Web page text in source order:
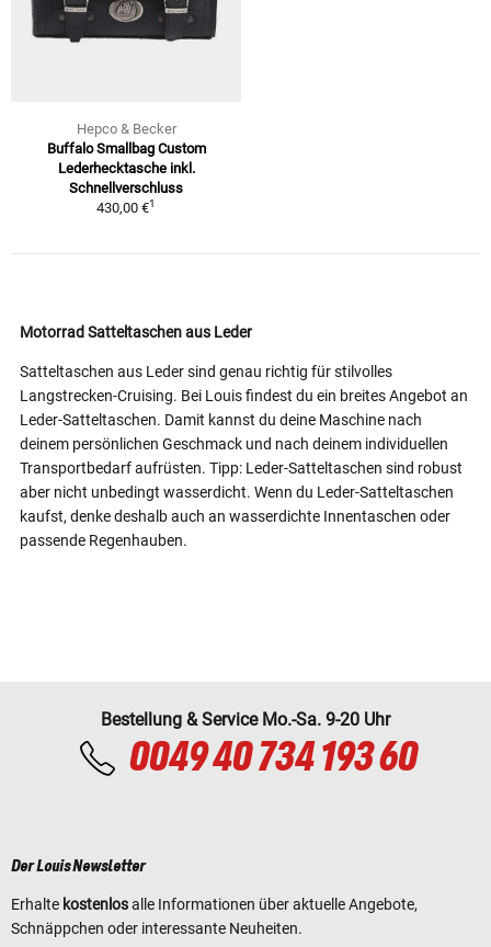
Hepco & Becker
Buffalo Smallbag Custom
Lederhecktasche inkl.
Schnellverschluss
430,00 €1
Motorrad Satteltaschen aus Leder
Satteltaschen aus Leder sind genau richtig für stilvolles
Langstrecken-Cruising. Bei Louis findest du ein breites Angebot an
Leder-Satteltaschen. Damit kannst du deine Maschine nach
deinem persönlichen Geschmack und nach deinem individuellen
Transportbedarf aufrüsten. Tipp: Leder-Satteltaschen sind robust
aber nicht unbedingt wasserdicht. Wenn du Leder-Satteltaschen
kaufst, denke deshalb auch an wasserdichte Innentaschen oder
passende Regenhauben.
Bestellung & Service Mo.-Sa. 9-20 Uhr
0049 40 734 193 60
Der Louis Newsletter
Erhalte kostenlosalle Informationen über aktuelle Angebote,
Schnäppchen oder interessante Neuheiten.